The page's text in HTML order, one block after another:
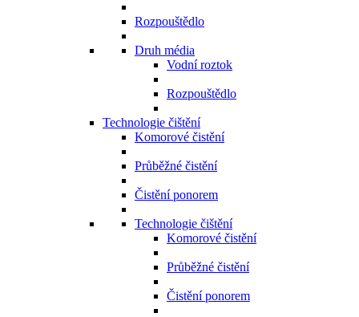
Rozpouštědlo
Druh média
Vodní roztok
Rozpouštědlo
Technologie čištění
Komorové čistění
Průběžné čistění
Čistění ponorem
Technologie čištění
Komorové čistění
Průběžné čistění
Čistění ponorem